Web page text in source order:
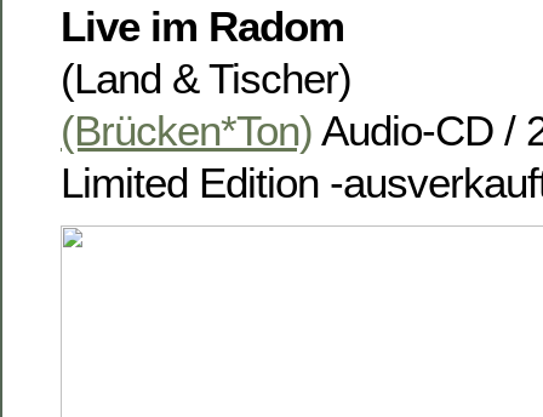
Live im Radom
(Land & Tischer)
(Brücken*Ton) Audio-CD /
Limited Edition -